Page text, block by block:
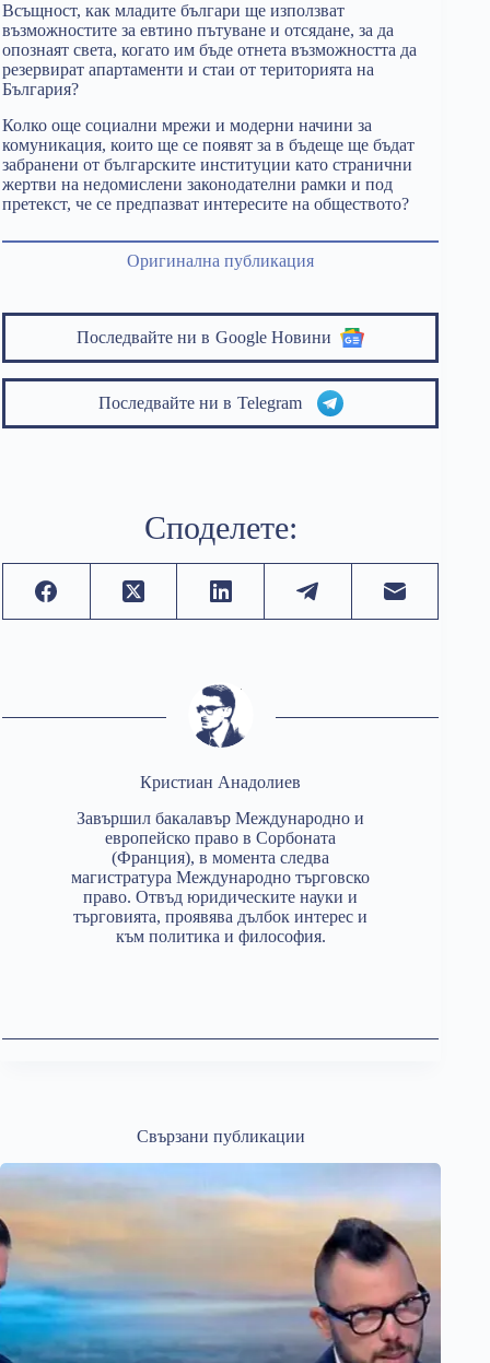
Всъщност, как младите българи ще използват
възможностите за евтино пътуване и отсядане, за да
опознаят света, когато им бъде отнета възможността да
резервират апартаменти и стаи от територията на
България?
Колко още социални мрежи и модерни начини за
комуникация, които ще се появят за в бъдеще ще бъдат
забранени от българските институции като странични
жертви на недомислени законодателни рамки и под
претекст, че се предпазват интересите на обществото?
Оригинална публикация
Последвайте ни в Google Новини
Последвайте ни в Telegram
Споделете:
Кристиан Анадолиев
Завършил бакалавър Международно и
европейско право в Сорбоната
(Франция), в момента следва
магистратура Международно търговско
право. Отвъд юридическите науки и
търговията, проявява дълбок интерес и
към политика и философия.
Свързани публикации